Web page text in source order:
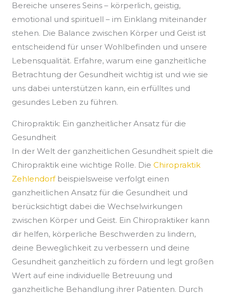
Bereiche unseres Seins – körperlich, geistig,
emotional und spirituell – im Einklang miteinander
stehen. Die Balance zwischen Körper und Geist ist
entscheidend für unser Wohlbefinden und unsere
Lebensqualität. Erfahre, warum eine ganzheitliche
Betrachtung der Gesundheit wichtig ist und wie sie
uns dabei unterstützen kann, ein erfülltes und
gesundes Leben zu führen.
Chiropraktik: Ein ganzheitlicher Ansatz für die
Gesundheit
In der Welt der ganzheitlichen Gesundheit spielt die
Chiropraktik eine wichtige Rolle. DieChiropraktik
Zehlendorfbeispielsweise verfolgt einen
ganzheitlichen Ansatz für die Gesundheit und
berücksichtigt dabei die Wechselwirkungen
zwischen Körper und Geist. Ein Chiropraktiker kann
dir helfen, körperliche Beschwerden zu lindern,
deine Beweglichkeit zu verbessern und deine
Gesundheit ganzheitlich zu fördern und legt großen
Wert auf eine individuelle Betreuung und
ganzheitliche Behandlung ihrer Patienten. Durch